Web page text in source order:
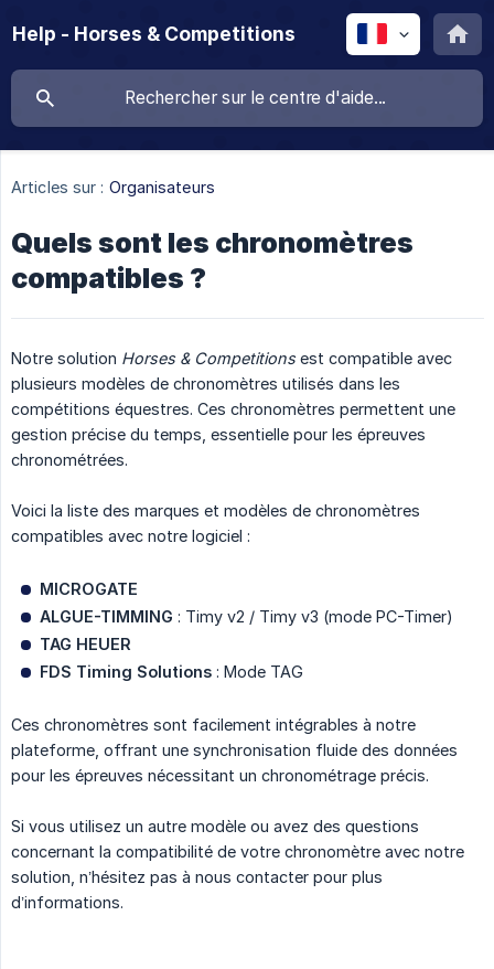
Help - Horses & Competitions
Articles sur : Organisateurs
Quels sont les chronomètres
compatibles ?
Notre solution Horses & Competitionsest compatible avec
plusieurs modèles de chronomètres utilisés dans les
compétitions équestres. Ces chronomètres permettent une
gestion précise du temps, essentielle pour les épreuves
chronométrées.
Voici la liste des marques et modèles de chronomètres
compatibles avec notre logiciel :
MICROGATE
ALGUE-TIMMING : Timy v2 / Timy v3 (mode PC-Timer)
TAG HEUER
FDS Timing Solutions : Mode TAG
Ces chronomètres sont facilement intégrables à notre
plateforme, offrant une synchronisation fluide des données
pour les épreuves nécessitant un chronométrage précis.
Si vous utilisez un autre modèle ou avez des questions
concernant la compatibilité de votre chronomètre avec notre
solution, n’hésitez pas à nous contacter pour plus
d’informations.